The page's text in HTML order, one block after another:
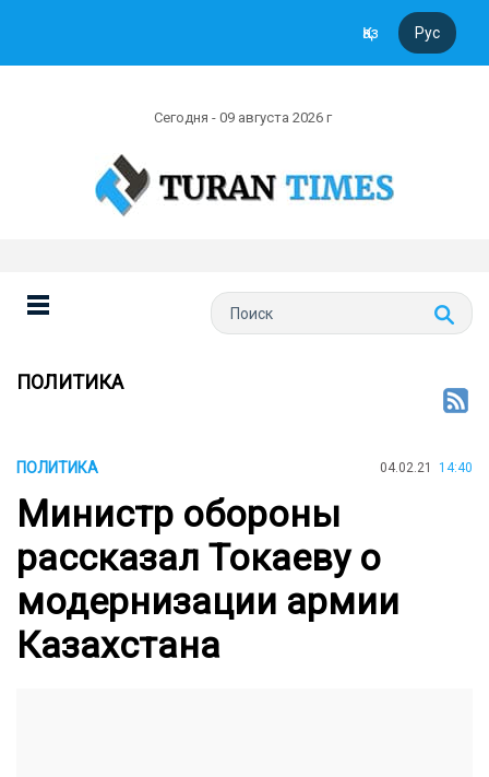
Қаз Рус
Сегодня - 09 августа 2026 г
ПОЛИТИКА
ПОЛИТИКА 04.02.21 14:40
Министр обороны
рассказал Токаеву о
модернизации армии
Казахстана